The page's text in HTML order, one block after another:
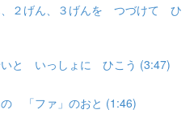
、２げん、３げんを つづけて ひ
いと いっしょに ひこう (3:47)
の 「ファ」のおと (1:46)